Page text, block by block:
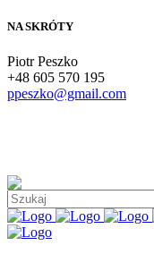
NA SKRÓTY
Piotr Peszko
+48 605 570 195
ppeszko@gmail.com